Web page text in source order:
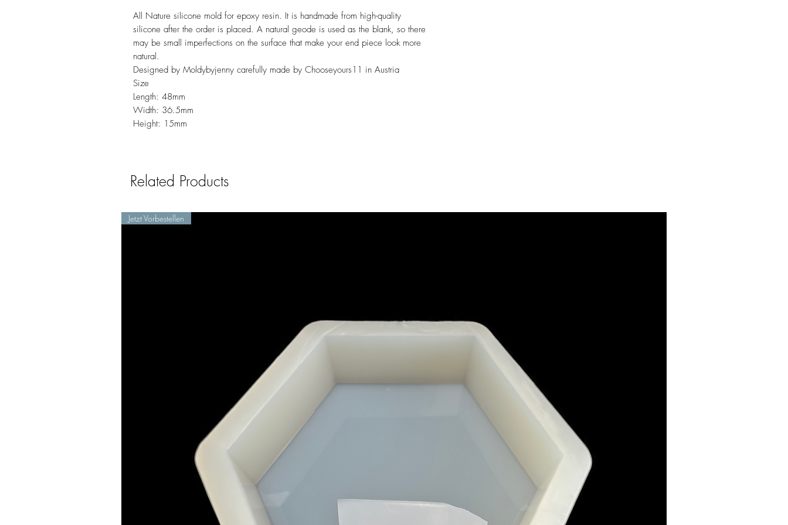
All Nature silicone mold for epoxy resin. It is handmade from high-quality
silicone after the order is placed. A natural geode is used as the blank, so there
may be small imperfections on the surface that make your end piece look more
natural.
Designed by Moldybyjenny carefully made by Chooseyours11 in Austria
Size
Length: 48mm
Width: 36.5mm
Height: 15mm
Related Products
Jetzt Vorbestellen